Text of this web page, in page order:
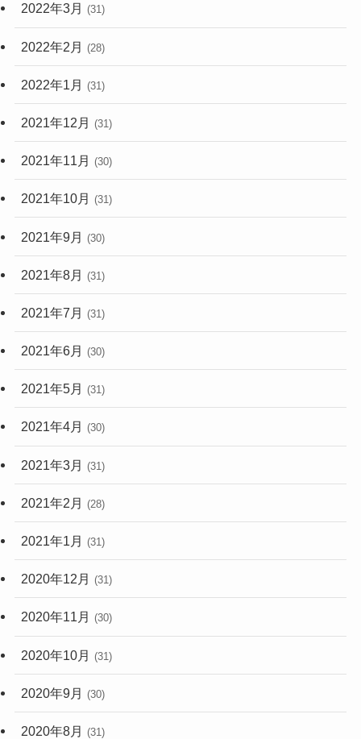
2022年3月 (31)
2022年2月 (28)
2022年1月 (31)
2021年12月 (31)
2021年11月 (30)
2021年10月 (31)
2021年9月 (30)
2021年8月 (31)
2021年7月 (31)
2021年6月 (30)
2021年5月 (31)
2021年4月 (30)
2021年3月 (31)
2021年2月 (28)
2021年1月 (31)
2020年12月 (31)
2020年11月 (30)
2020年10月 (31)
2020年9月 (30)
2020年8月 (31)